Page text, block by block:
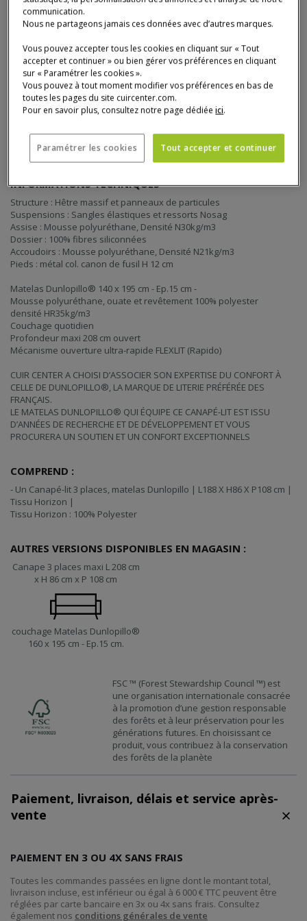
Quantité
AJOUTER AU PANIER
Détail du produit
INFORMATIONS TECHNIQUES
Structure : Hêtre massif et panneaux de particules
Suspensions : Sangles élastiques et ressorts Nosag
Assise : Mousse polyuréthane, Densité N30kg/m3
Dossier : 100% fibres siliconnées
Accoudoirs : Mousse polyuréthane, Densité N21kg/m3
Pieds : métal col. canon de fusil H 12 cm
Matelas Dunlopillo® 140 x 195 cm - Ep.15 cm -
Mousse polyuréthane, ouate et revêtement 100% polyester
densité HR35kg/m3
Couchage quotidien
Profondeur maxi 208 cm ouvert
Mécanisme ouverture ultra-rapide FLEXLIT (Rapido)
CUIR CENTER A CHOISI D’ASSOCIER SON EXPERTISE DU CONFORT À
CELLE DE DUNLOPILLO®, LA MARQUE DE LITERIE PRÉFÉRÉE DES
FRANÇAIS.
LE MATELAS DUNLOPILLO® QUI ÉQUIPE CE CANAPÉ-LIT EST ISSU
D’ANNÉES DE RECHERCHE ET DE DÉVELOPPEMENT ET VOUS
PROCURERA UN SOUTIEN ET UN CONFORT EXCEPTIONNELS
COMPREND :
- Un Canapé-lit 3 places, matelas Dunlopillo | L188 X H86 X P108 cm |
Tissu Horizon |
Tissu Horizon : 100% Polyester
AUTRES VERSIONS DISPONIBLES EN MAGASIN :
Canape 3 places maxi L 208 cm
x H 86 cm x P 108 cm
couchage Matelas Dunlopillo®
160 x 195 cm - Ep.15 cm.
FSC ™ (Forest Stewardship Council ™) est
une organisation internationale consacrée
à la promotion d’une gestion responsable
des forêts et à leur préservation pour les
générations futures. En choisissant ce
produit, vous contribuez à la conservation
des forêts de la planète
Paiement, livraison, délais et service après-
vente
PAIEMENT EN 3 OU 4X SANS FRAIS
Toutes les commandes passées en ligne dont le montant total,
livraison incluse, est inférieur ou égal à 6 000 € TTC peuvent être
réglées par carte bancaire en 3x ou 4x sans frais. Consultez
également nos conditions générales de vente
communication.
Nous ne partageons jamais ces données avec d’autres marques.
Vous pouvez accepter tous les cookies en cliquant sur « Tout
accepter et continuer » ou bien gérer vos préférences en cliquant
sur « Paramétrer les cookies ».
Vous pouvez à tout moment modifier vos préférences en bas de
toutes les pages du site cuircenter.com.
Pour en savoir plus, consultez notre page dédiéeici.
Paramétrer les cookies Tout accepter et continuer